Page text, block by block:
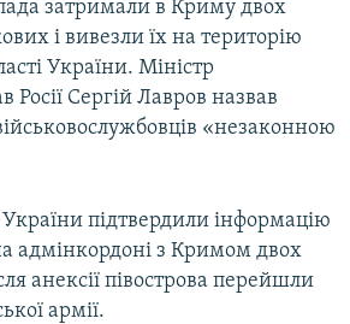
затримали в Криму двох
і вивезли їх на територію
України. Міністр
Росії Сергій Лавров назвав
«незаконною
підтвердили інформацію
адмінкордоні з Кримом двох
анексії півострова перейшли
армії.